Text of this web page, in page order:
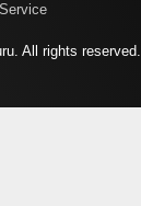
All rights reserved.